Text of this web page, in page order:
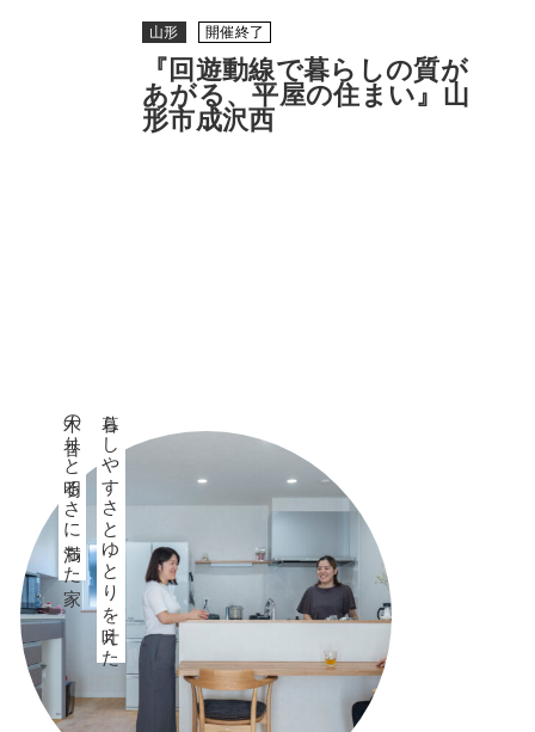
山形 開催終了
『回遊動線で暮らしの質が
あがる、平屋の住まい』山
形市成沢西
暮らしやすさとゆとりを叶えた
木の香りと明るさに満ちた家